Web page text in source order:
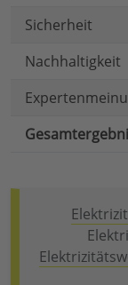
Sicherheit
Nachhaltigkeit